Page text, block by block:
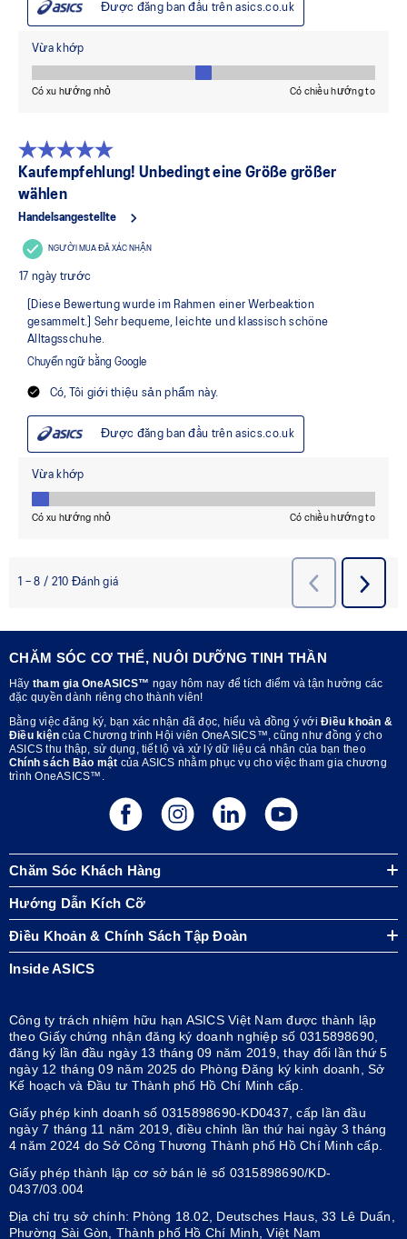
CHĂM SÓC CƠ THỂ, NUÔI DƯỠNG TINH THẦN
Hãy tham gia OneASICS™ ngay hôm nay để tích điểm và tận hưởng các
đặc quyền dành riêng cho thành viên!
Bằng việc đăng ký, bạn xác nhận đã đọc, hiểu và đồng ý với Điều khoản &
Điều kiện của Chương trình Hội viên OneASICS™, cũng như đồng ý cho
ASICS thu thập, sử dụng, tiết lộ và xử lý dữ liệu cá nhân của bạn theo
Chính sách Bảo mật của ASICS nhằm phục vụ cho việc tham gia chương
trình OneASICS™.
Chăm Sóc Khách Hàng
Hướng Dẫn Kích Cỡ
Điều Khoản & Chính Sách Tập Đoàn
Inside ASICS
Công ty trách nhiệm hữu hạn ASICS Việt Nam được thành lập
theo Giấy chứng nhận đăng ký doanh nghiệp số 0315898690,
đăng ký lần đầu ngày 13 tháng 09 năm 2019, thay đổi lần thứ 5
ngày 12 tháng 09 năm 2025 do Phòng Đăng ký kinh doanh, Sở
Kế hoạch và Đầu tư Thành phố Hồ Chí Minh cấp.
Giấy phép kinh doanh số 0315898690-KD0437, cấp lần đầu
ngày 7 tháng 11 năm 2019, điều chỉnh lần thứ hai ngày 3 tháng
4 năm 2024 do Sở Công Thương Thành phố Hồ Chí Minh cấp.
Giấy phép thành lập cơ sở bán lẻ số 0315898690/KD-
0437/03.004
Địa chỉ trụ sở chính: Phòng 18.02, Deutsches Haus, 33 Lê Duẩn,
Phường Sài Gòn, Thành phố Hồ Chí Minh, Việt Nam